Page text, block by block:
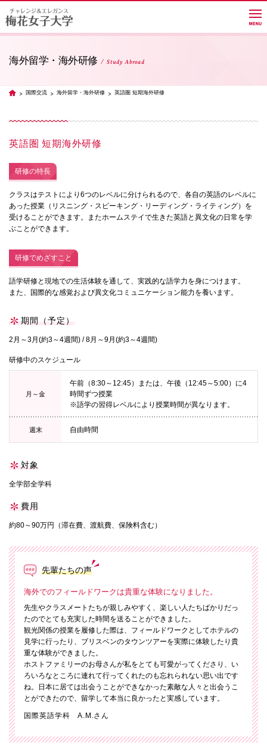
学部・学科・大学院
教員紹介サイト
キャンパスライフ
国際交流
入試情報
交通アクセス
入試広報部
072-643-6566
お問い合わせ 交通アクセス サイトマップ English
BCCS 梅花メール 入学前プログラム
海外留学・海外研修 Study Abroad
TOP国際交流 海外留学・海外研修 英語圏 短期海外研修
英語圏 短期海外研修
研修の特長
クラスはテストにより6つのレベルに分けられるので、各自の英語のレベルに
あった授業（リスニング・スピーキング・リーディング・ライティング）を
受けることができます。またホームステイで生きた英語と異文化の日常を学
ぶことができます。
研修でめざすこと
語学研修と現地での生活体験を通して、実践的な語学力を身につけます。
また、国際的な感覚および異文化コミュニケーション能力を養います。
期間（予定）
2月～3月(約3～4週間) / 8月～9月(約3～4週間)
研修中のスケジュール
月～金
午前（8:30～12:45）または、午後（12:45～5:00）に4
時間ずつ授業
※語学の習得レベルにより授業時間が異なります。
週末 自由時間
対象
全学部全学科
費用
約80～90万円（滞在費、渡航費、保険料含む）
先輩たちの声
海外でのフィールドワークは貴重な体験になりました。
先生やクラスメートたちが親しみやすく、楽しい人たちばかりだっ
たのでとても充実した時間を送ることができました。
観光関係の授業を履修した際は、フィールドワークとしてホテルの
見学に行ったり、ブリスベンのタウンツアーを実際に体験したり貴
重な体験ができました。
ホストファミリーのお母さんが私をとても可愛がってくださり、い
ろいろなところに連れて行ってくれたのも忘れられない思い出です
ね。日本に居ては出会うことができなかった素敵な人々と出会うこ
とができたので、留学して本当に良かったと実感しています。
国際英語学科 A.M.さん